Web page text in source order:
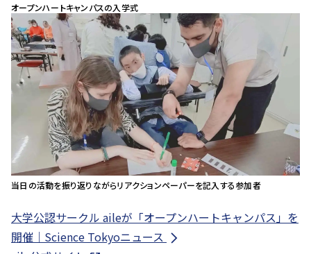
オープンハートキャンパスの入学式
当日の活動を振り返りながらリアクションペーパーを記入する参加者
大学公認サークル aileが「オープンハートキャンパス」を
開催｜Science Tokyoニュース